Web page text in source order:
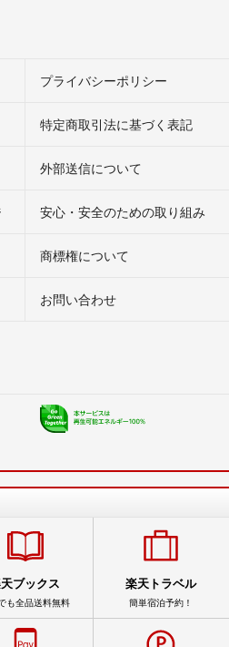
プライバシーポリシー
特定商取引法に基づく表記
外部送信について
安心・安全のための取り組み
商標権について
お問い合わせ
ブックス
も全品送料無料
楽天トラベル
簡単宿泊予約！